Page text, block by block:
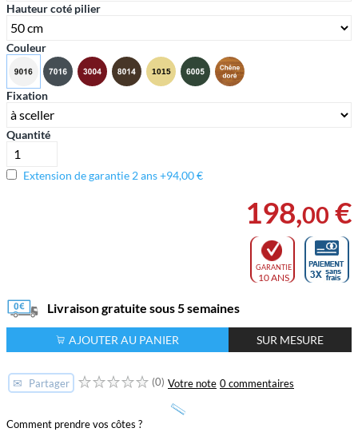
Hauteur coté pilier
Couleur
Fixation
Quantité
Extension de garantie 2 ans +94,00 €
198,00 €
GARANTIE
10 ANS
Livraison gratuite sous 5 semaines
AJOUTER AU PANIER SUR MESURE
✉ Partager (0) Votre note 0 commentaires
Comment prendre vos côtes ?